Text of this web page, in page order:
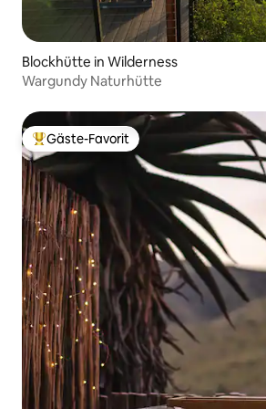
Blockhütte in Wilderness
Wargundy Naturhütte
Beliebter Gäste-Favorit.
Gäste-Favorit